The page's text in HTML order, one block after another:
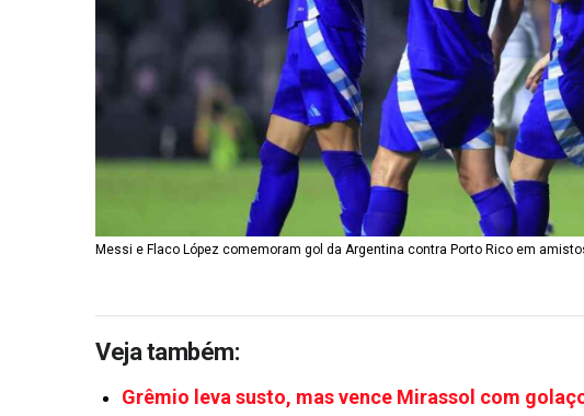
Messi e Flaco López comemoram gol da Argentina contra Porto Rico em
Veja também:
Grêmio leva susto, mas vence Mirassol com